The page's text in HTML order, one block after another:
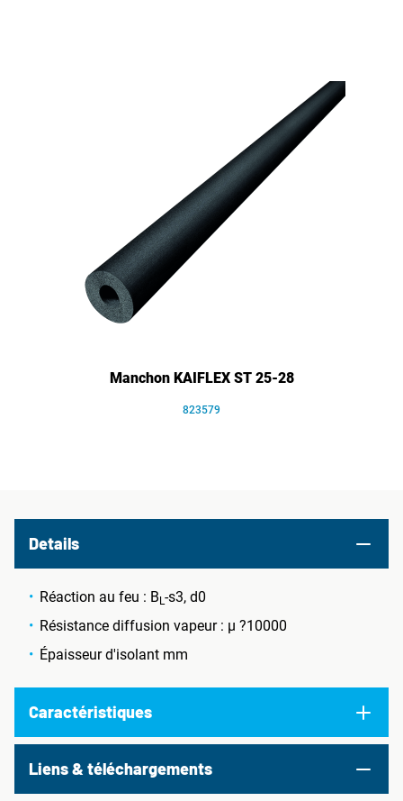
Manchon KAIFLEX ST 25-28
823579
Details
Réaction au feu : B L-s3, d0
Résistance diffusion vapeur : µ ?10000
Épaisseur d'isolant mm
Caractéristiques
Liens & téléchargements